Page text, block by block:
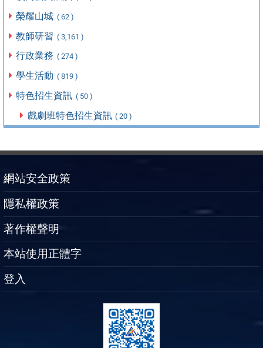
榮耀山城 ( 62 )
教師研習 ( 3,161 )
行政業務 ( 274 )
學生活動 ( 819 )
特色招生資訊 ( 50 )
戲劇班特色招生資訊 ( 20 )
網站安全政策
隱私權政策
著作權聲明
本站使用正體字
登入